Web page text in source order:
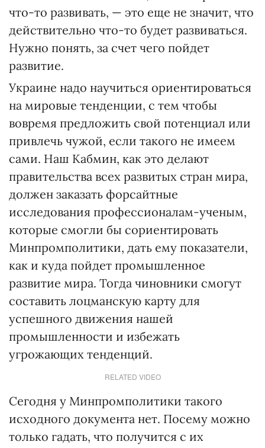
что-то развивать, — это еще не значит, что
действительно что-то будет развиваться.
Нужно понять, за счет чего пойдет
развитие.
Украине надо научиться ориентироваться
на мировые тенденции, с тем чтобы
вовремя предложить свой потенциал или
привлечь чужой, если такого не имеем
сами. Наш Кабмин, как это делают
правительства всех развитых стран мира,
должен заказать форсайтные
исследования профессионалам-ученым,
которые смогли бы сориентировать
Минпромполитики, дать ему показатели,
как и куда пойдет промышленное
развитие мира. Тогда чиновники смогут
составить лоцманскую карту для
успешного движения нашей
промышленности и избежать
угрожающих тенденций.
RELATED VIDEO
Сегодня у Минпромполитики такого
исходного документа нет. Посему можно
только гадать, что получится с их